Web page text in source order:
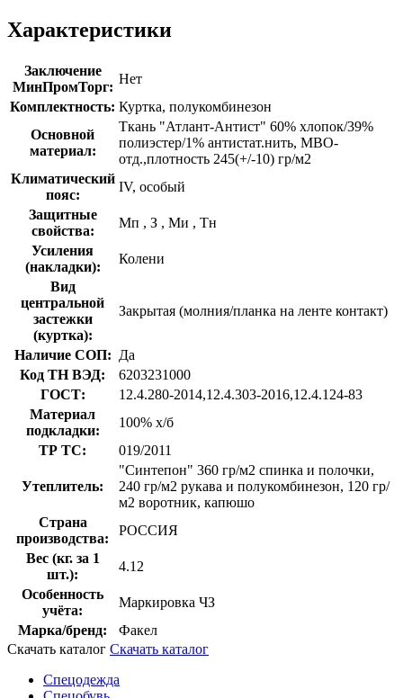
Характеристики
Заключение
МинПромТорг:
Нет
Комплектность: Куртка, полукомбинезон
Основной
материал:
Ткань "Атлант-Антист" 60% хлопок/39%
полиэстер/1% антистат.нить, МВО-
отд.,плотность 245(+/-10) гр/м2
Климатический
пояс:
IV, особый
Защитные
свойства:
Мп , З , Ми , Тн
Усиления
(накладки):
Колени
Вид
центральной
застежки
(куртка):
Закрытая (молния/планка на ленте контакт)
Наличие СОП: Да
Код ТН ВЭД:
6203231000
ГОСТ:
12.4.280-2014,12.4.303-2016,12.4.124-83
Материал
подкладки:
100% х/б
ТР ТС:
019/2011
Утеплитель:
"Синтепон" 360 гр/м2 спинка и полочки,
240 гр/м2 рукава и полукомбинезон, 120 гр/
м2 воротник, капюшо
Страна
производства:
РОССИЯ
Вес (кг. за 1
шт.):
4.12
Особенность
учёта:
Маркировка ЧЗ
Марка/бренд:
Факел
Скачать каталог Скачать каталог
Спецодежда